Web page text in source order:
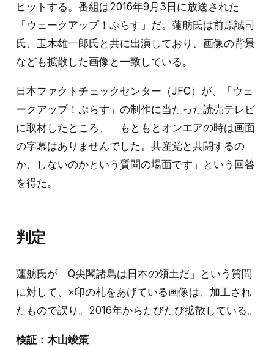
ヒットする。番組は2016年9月3日に放送された
「ウェークアップ！ぷらす」だ。蓮舫氏は前原誠司
氏、玉木雄一郎氏と共に出演しており、画像の背景
なども拡散した画像と一致している。
日本ファクトチェックセンター（JFC）が、「ウェ
ークアップ！ぷらす」の制作に当たった読売テレビ
に取材したところ、「もともとオンエアの時は画面
の字幕はありませんでした。共産党と共闘するの
か、しないのかという質問の場面です」という回答
を得た。
判定
蓮舫氏が「Q尖閣諸島は日本の領土だ」という質問
に対して、×印の札をあげている画像は、加工され
たもので誤り。2016年からたびたび拡散している。
検証：木山竣策